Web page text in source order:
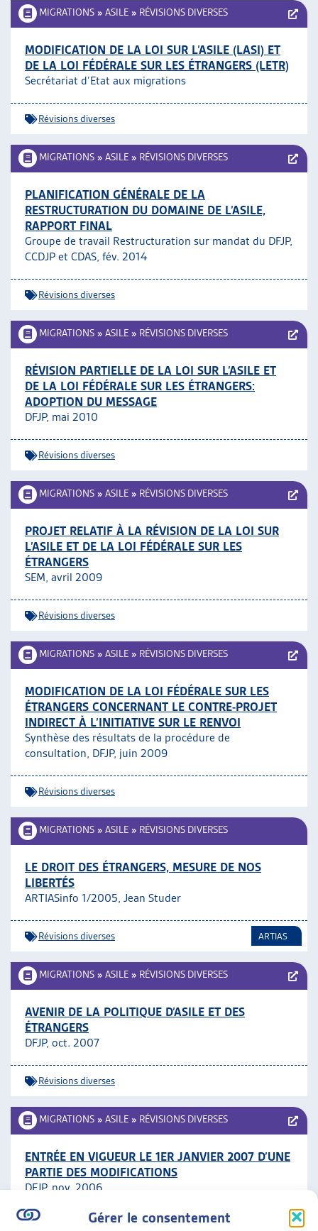
Gérer le consentement
MIGRATIONS » ASILE » RÉVISIONS DIVERSES
MODIFICATION DE LA LOI SUR L’ASILE (LASI) ET
DE LA LOI FÉDÉRALE SUR LES ÉTRANGERS (LETR)
Secrétariat d’Etat aux migrations
Révisions diverses
MIGRATIONS » ASILE » RÉVISIONS DIVERSES
PLANIFICATION GÉNÉRALE DE LA
RESTRUCTURATION DU DOMAINE DE L’ASILE,
RAPPORT FINAL
Groupe de travail Restructuration sur mandat du DFJP,
CCDJP et CDAS, fév. 2014
Révisions diverses
MIGRATIONS » ASILE » RÉVISIONS DIVERSES
RÉVISION PARTIELLE DE LA LOI SUR L’ASILE ET
DE LA LOI FÉDÉRALE SUR LES ÉTRANGERS:
ADOPTION DU MESSAGE
DFJP, mai 2010
Révisions diverses
MIGRATIONS » ASILE » RÉVISIONS DIVERSES
PROJET RELATIF À LA RÉVISION DE LA LOI SUR
L’ASILE ET DE LA LOI FÉDÉRALE SUR LES
ÉTRANGERS
SEM, avril 2009
Révisions diverses
MIGRATIONS » ASILE » RÉVISIONS DIVERSES
MODIFICATION DE LA LOI FÉDÉRALE SUR LES
ÉTRANGERS CONCERNANT LE CONTRE-PROJET
INDIRECT À L’INITIATIVE SUR LE RENVOI
Synthèse des résultats de la procédure de
consultation, DFJP, juin 2009
Révisions diverses
MIGRATIONS » ASILE » RÉVISIONS DIVERSES
LE DROIT DES ÉTRANGERS, MESURE DE NOS
LIBERTÉS
ARTIASinfo 1/2005, Jean Studer
Révisions diverses ARTIAS
MIGRATIONS » ASILE » RÉVISIONS DIVERSES
AVENIR DE LA POLITIQUE D’ASILE ET DES
ÉTRANGERS
DFJP, oct. 2007
Révisions diverses
MIGRATIONS » ASILE » RÉVISIONS DIVERSES
ENTRÉE EN VIGUEUR LE 1ER JANVIER 2007 D’UNE
PARTIE DES MODIFICATIONS
DFJP, nov. 2006
Révisions diverses